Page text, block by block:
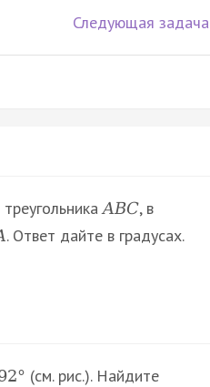
Следующая задача
ABC, в
. Ответ дайте в градусах.
° (см. рис.). Найдите